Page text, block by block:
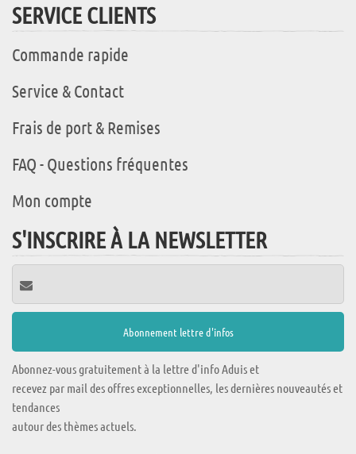
SERVICE CLIENTS
Commande rapide
Service & Contact
Frais de port & Remises
FAQ - Questions fréquentes
Mon compte
S'INSCRIRE À LA NEWSLETTER
Abonnez-vous gratuitement à la lettre d'info Aduis et
recevez par mail des offres exceptionnelles, les dernières nouveautés et
tendances
autour des thèmes actuels.